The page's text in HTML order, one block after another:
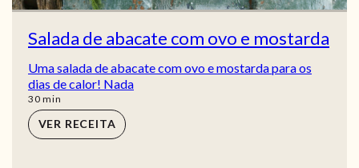
Salada de abacate com ovo e mostarda
Uma salada de abacate com ovo e mostarda para os
dias de calor! Nada
30min
min
VER RECEITA